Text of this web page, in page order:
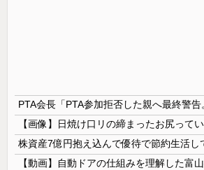
【画像】日焼け口リの締まったお尻って
【動画】自動ドアの仕組みを理解した富